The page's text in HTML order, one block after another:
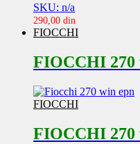
SKU: n/a
290,00 din
FIOCCHI
FIOCCHI 270
FIOCCHI
FIOCCHI 270